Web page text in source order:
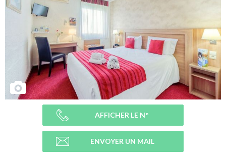
AFFICHER LE N°
ENVOYER UN MAIL